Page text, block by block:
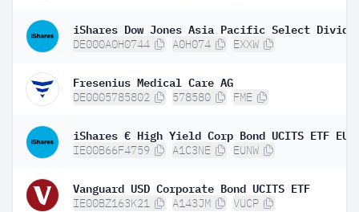
DE000A0H0744 A0H074 EXXW
Fresenius Medical Care AG
DE0005785802 578580 FME
IE00B66F4759 A1C3NE EUNW
Vanguard USD Corporate Bond UCITS ETF
IE00BZ163K21 A143JM VUCP